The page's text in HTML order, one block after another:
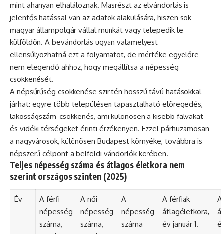
mint ahányan elhaláloznak. Másrészt az elvándorlás is
jelentős hatással van az adatok alakulására, hiszen sok
magyar állampolgár vállal munkát vagy telepedik le
külföldön. A bevándorlás ugyan valamelyest
ellensúlyozhatná ezt a folyamatot, de mértéke egyelőre
nem elegendő ahhoz, hogy megállítsa a népesség
csökkenését.
A népsűrűség csökkenése szintén hosszú távú hatásokkal
járhat: egyre több településen tapasztalható elöregedés,
lakosságszám-csökkenés, ami különösen a kisebb falvakat
és vidéki térségeket érinti érzékenyen. Ezzel párhuzamosan
a nagyvárosok, különösen Budapest környéke, továbbra is
népszerű célpont a belföldi vándorlók körében.
Teljes népesség száma és átlagos életkora nem
szerint országos szinten (2025)
Év
A férfi
népesség
száma,
A női
népesség
száma,
A
népesség
száma
A férfiak
átlagéletkora,
év január 1.